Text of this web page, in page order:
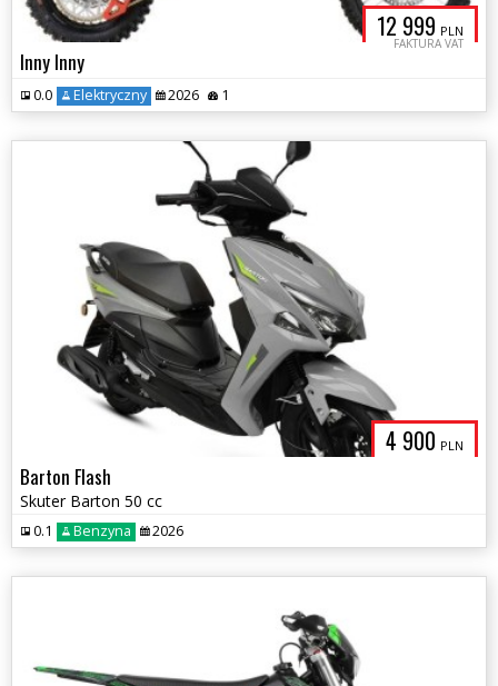
12 999 PLN
FAKTURA VAT
Inny Inny
0.0 Elektryczny 2026 1
4 900 PLN
Barton Flash
Skuter Barton 50 cc
0.1 Benzyna 2026